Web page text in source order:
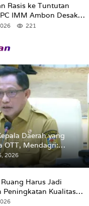
Rasis ke Tuntutan
IMM Ambon Desak
dan Imbau
221
Daerah yang
OTT, Mendagri:
Bukan Anak Kemarin
2026
Harus Jadi
Peningkatan Kualitas
Wattimena: